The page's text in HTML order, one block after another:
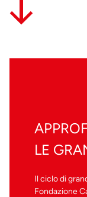
LE
Il ciclo di
Fondazione